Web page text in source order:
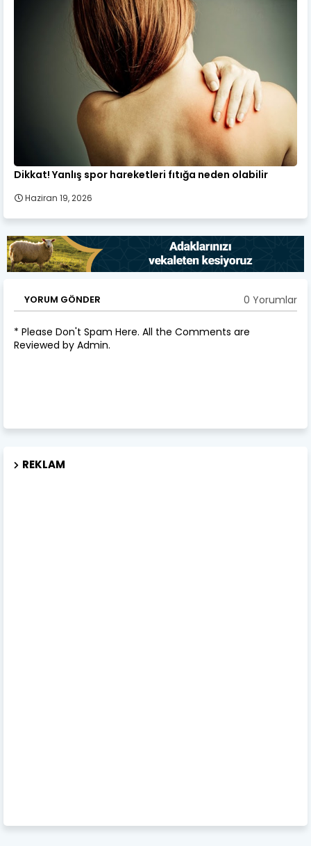
Dikkat! Yanlış spor hareketleri fıtığa neden olabilir
Haziran 19, 2026
YORUM GÖNDER 0 Yorumlar
* Please Don't Spam Here. All the Comments are
Reviewed by Admin.
REKLAM